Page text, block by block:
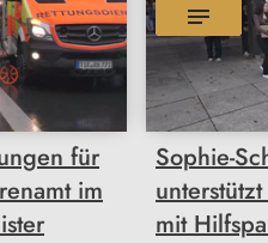
für
im
Sophie-
mit